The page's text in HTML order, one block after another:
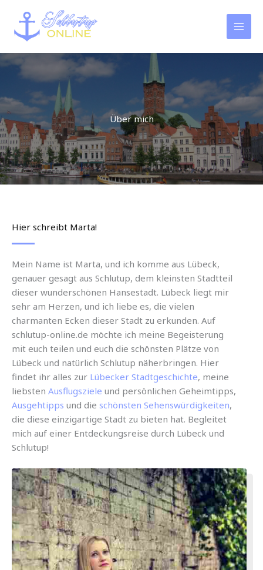
Inhalt
springen
Über mich
Hier schreibt Marta!
Mein Name ist Marta, und ich komme aus Lübeck,
genauer gesagt aus Schlutup, dem kleinsten Stadtteil
dieser wunderschönen Hansestadt. Lübeck liegt mir
sehr am Herzen, und ich liebe es, die vielen
charmanten Ecken dieser Stadt zu erkunden. Auf
schlutup-online.de möchte ich meine Begeisterung
mit euch teilen und euch die schönsten Plätze von
Lübeck und natürlich Schlutup näherbringen. Hier
findet ihr alles zur Lübecker Stadtgeschichte, meine
liebsten Ausflugsziele und persönlichen Geheimtipps,
Ausgehtipps und die schönsten Sehenswürdigkeiten,
die diese einzigartige Stadt zu bieten hat. Begleitet
mich auf einer Entdeckungsreise durch Lübeck und
Schlutup!